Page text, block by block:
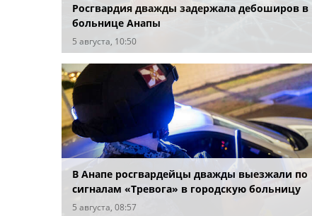
Росгвардия дважды задержала дебоширов в
больнице Анапы
5 августа, 10:50
В Анапе росгвардейцы дважды выезжали по
сигналам «Тревога» в городскую больницу
5 августа, 08:57